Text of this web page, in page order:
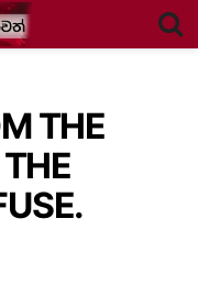
THE